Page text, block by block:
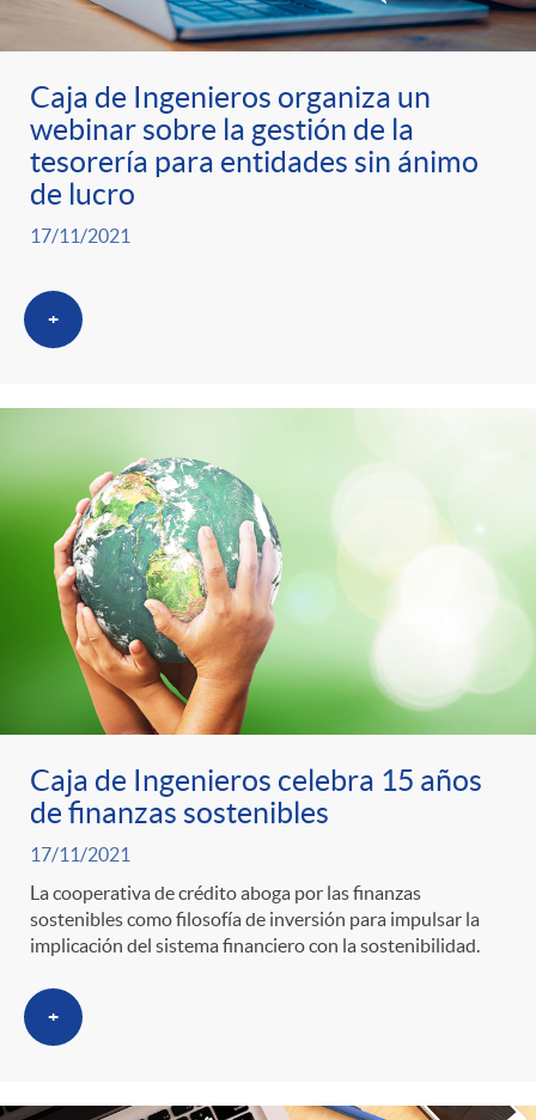
r
a
S
a
a
d
r
e
n
s
a
n
p
o
r
a
t
o
r
í
a
e
n
i
d
A
n
a
F
i
l
i
c
a
d
o
r
o
n
t
e
n
Caja de Ingenieros organiza un
webinar sobre la gestión de la
tesorería para entidades sin ánimo
de lucro
17/11/2021
+
Caja de Ingenieros celebra 15 años
de finanzas sostenibles
17/11/2021
La cooperativa de crédito aboga por las finanzas
sostenibles como filosofía de inversión para impulsar la
implicación del sistema financiero con la sostenibilidad.
+